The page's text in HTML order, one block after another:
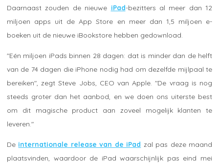
Daarnaast zouden de nieuwe iPad-bezitters al meer dan 12
miljoen apps uit de App Store en meer dan 1,5 miljoen e-
boeken uit de nieuwe iBookstore hebben gedownload.
"Eén miljoen iPads binnen 28 dagen: dat is minder dan de helft
van de 74 dagen die iPhone nodig had om dezelfde mijlpaal te
bereiken", zegt Steve Jobs, CEO van Apple. "De vraag is nog
steeds groter dan het aanbod, en we doen ons uiterste best
om dit magische product aan zoveel mogelijk klanten te
leveren."
De internationale release van de iPad zal pas deze maand
plaatsvinden, waardoor de iPad waarschijnlijk pas eind mei